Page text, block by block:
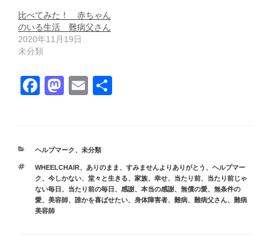
比べてみた！ 赤ちゃん
のいる生活 難病父さん
2020年11月19日
未分類
F
e
b
o
o
k
M
o
d
o
n
E
カ
ゴ
リ
ー
ヘルプマーク、 未分類
タ
グ
WHEELCHAIR、 ありのまま 、 すみませんよりありがとう 、 ヘルプマー
ク、 今しかない、 堂々と生きる、 家族、 幸せ、 当たり前、
当たり前じゃ
ない毎日 、 当たり前の毎日 、 感謝、 本当の感謝、 無償の愛、 無条件の
愛、 美容師、 誰かを喜ばせたい、 身体障害者、 難病、 難病父さん、 難病
美容師